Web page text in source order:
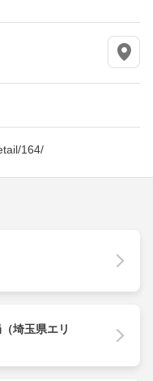
164/
埼玉県エリ